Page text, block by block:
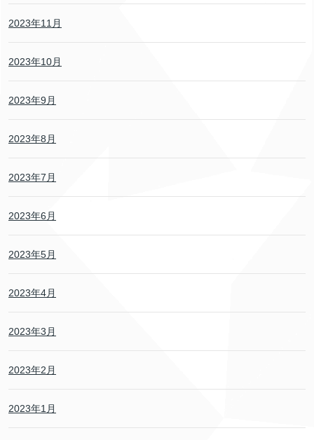
2023年11月
2023年10月
2023年9月
2023年8月
2023年7月
2023年6月
2023年5月
2023年4月
2023年3月
2023年2月
2023年1月